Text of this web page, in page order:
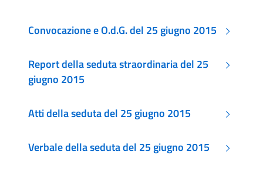
Convocazione e O.d.G. del 25 giugno 2015
Report della seduta straordinaria del 25
giugno 2015
Atti della seduta del 25 giugno 2015
Verbale della seduta del 25 giugno 2015